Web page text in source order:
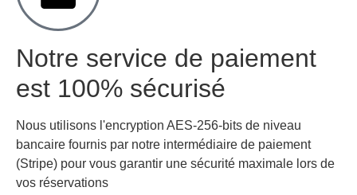
Notre service de paiement
est 100% sécurisé
Nous utilisons l'encryption AES-256-bits de niveau
bancaire fournis par notre intermédiaire de paiement
(Stripe) pour vous garantir une sécurité maximale lors de
vos réservations